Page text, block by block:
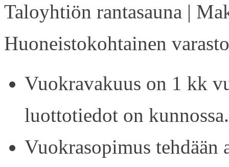
Taloyhtiön rantasauna |
Huoneistokohtainen
Vuokravakuus on 1 kk
luottotiedot on kunnossa.
Vuokrasopimus tehdään